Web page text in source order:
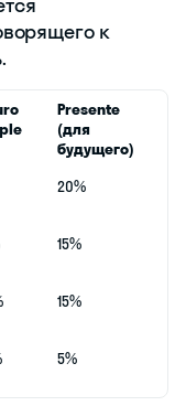
к
Presente
(для
будущего)
20%
15%
15%
5%